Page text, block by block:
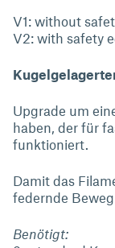
V1: without
V2: with safety
Upgrade um
haben, der für
funktioniert.
Damit das
federnde
Benötigt: